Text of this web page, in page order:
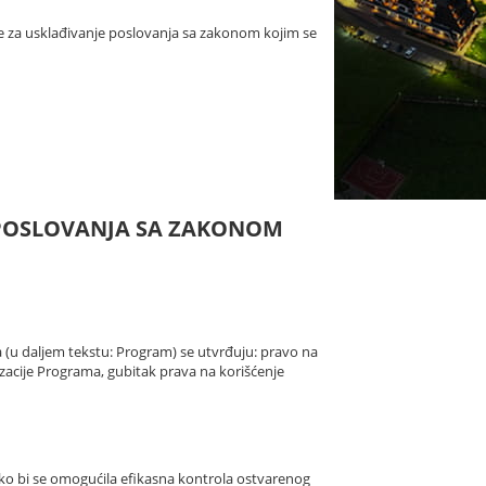
usklađivanje poslovanja sa zakonom kojim se
SA ZAKONOM
daljem tekstu: Program) se utvrđuju: pravo na
Programa, gubitak prava na korišćenje
bi se omogućila efikasna kontrola ostvarenog